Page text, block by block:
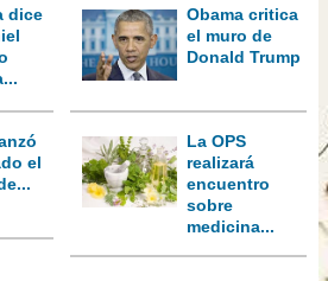
dice
Obama critica
el muro de
Donald Trump
el
La OPS
realizará
encuentro
sobre
medicina...